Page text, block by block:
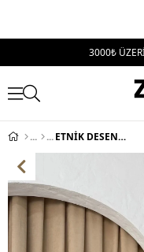
3000₺
ETNİK DESEN KOL SAÇAKLI TRİKO KAZAK